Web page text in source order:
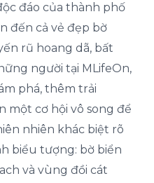
đáo của thành phố
đến cả vẻ đẹp bờ
rũ hoang dã, bất
người tại MLifeOn,
phá, thêm trải
một cơ hội vô song để
nhiên khác biệt rõ
biểu tượng: bờ biển
và vùng đồi cát